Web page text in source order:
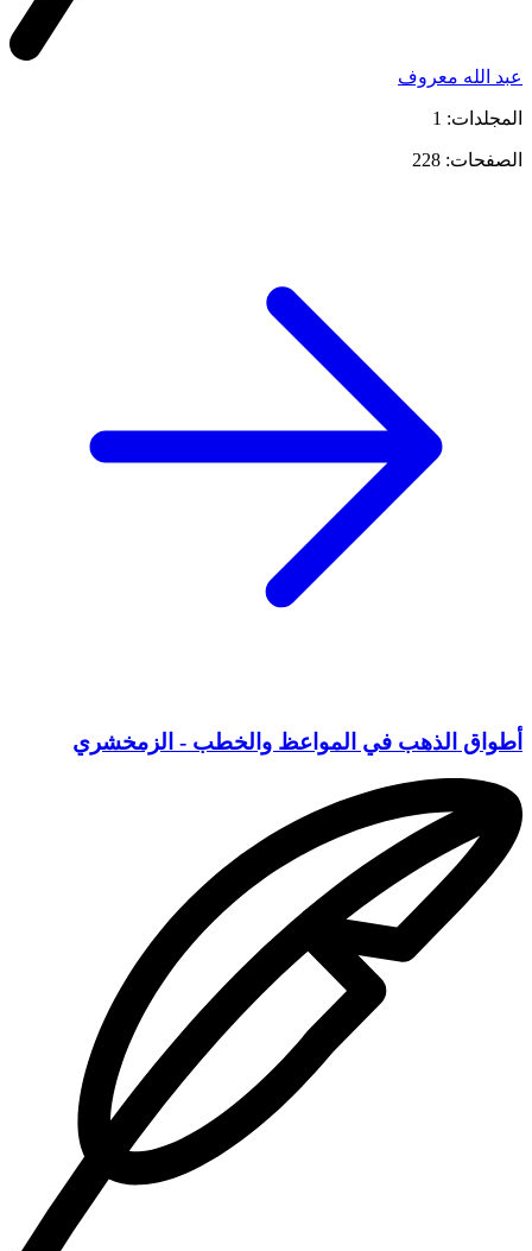
عبد الله معروف
المجلدات: 1
الصفحات: 228
أطواق الذهب في المواعظ والخطب - الزمخشري